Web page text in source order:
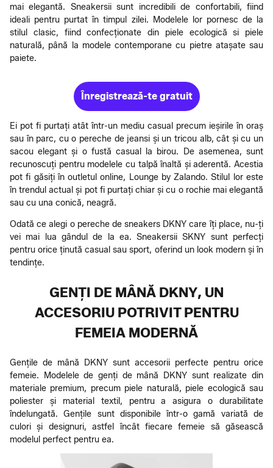
mai elegantă. Sneakersii sunt incredibili de confortabili, fiind
ideali pentru purtat în timpul zilei. Modelele lor pornesc de la
stilul clasic, fiind confecționate din piele ecologică si piele
naturală, până la modele contemporane cu pietre atașate sau
paiete.
Înregistrează-te gratuit
Ei pot fi purtați atât într-un mediu casual precum ieșirile în oraș
sau în parc, cu o pereche de jeansi și un tricou alb, cât și cu un
sacou elegant și o fustă casual la birou. De asemenea, sunt
recunoscuți pentru modelele cu talpă înaltă și aderentă. Acestia
pot fi găsiți în outletul online, Lounge by Zalando. Stilul lor este
în trendul actual și pot fi purtați chiar și cu o rochie mai elegantă
sau cu una conică, neagră.
Odată ce alegi o pereche de sneakers DKNY care îți place, nu-ți
vei mai lua gândul de la ea. Sneakersii SKNY sunt perfecți
pentru orice ținută casual sau sport, oferind un look modern și în
tendințe.
GENȚI DE MÂNĂ DKNY, UN
ACCESORIU POTRIVIT PENTRU
FEMEIA MODERNĂ
Gențile de mână DKNY sunt accesorii perfecte pentru orice
femeie. Modelele de genți de mână DKNY sunt realizate din
materiale premium, precum piele naturală, piele ecologică sau
poliester și material textil, pentru a asigura o durabilitate
îndelungată. Gențile sunt disponibile într-o gamă variată de
culori și designuri, astfel încât fiecare femeie să găsească
modelul perfect pentru ea.